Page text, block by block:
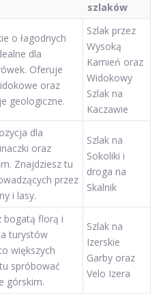
szlaków
o łagodnych
dla
Oferuje
oraz
geologiczne.
Szlak przez
Wysoką
Kamień oraz
Widokowy
Szlak na
Kaczawie
dla
oraz
Znajdziesz tu
przez
i lasy.
Szlak na
Sokoliki i
droga na
Skalnik
bogatą florą i
turystów
większych
spróbować
górskim.
Szlak na
Izerskie
Garby oraz
Velo Izera